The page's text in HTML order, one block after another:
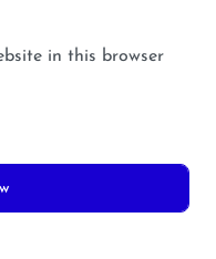
in this browser